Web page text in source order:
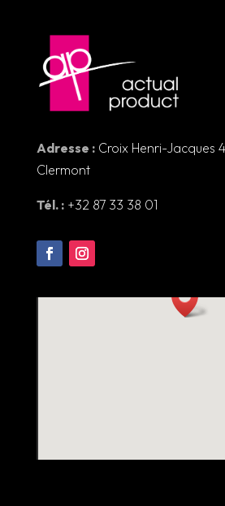
Adresse : Croix Henri-Jacques
Clermont
Tél. : +32 87 33 38 01